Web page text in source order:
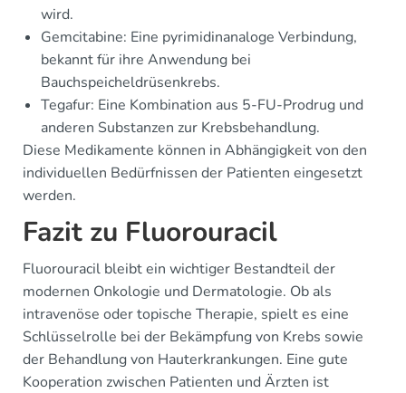
wird.
Gemcitabine: Eine pyrimidinanaloge Verbindung,
bekannt für ihre Anwendung bei
Bauchspeicheldrüsenkrebs.
Tegafur: Eine Kombination aus 5-FU-Prodrug und
anderen Substanzen zur Krebsbehandlung.
Diese Medikamente können in Abhängigkeit von den
individuellen Bedürfnissen der Patienten eingesetzt
werden.
Fazit zu Fluorouracil
Fluorouracil bleibt ein wichtiger Bestandteil der
modernen Onkologie und Dermatologie. Ob als
intravenöse oder topische Therapie, spielt es eine
Schlüsselrolle bei der Bekämpfung von Krebs sowie
der Behandlung von Hauterkrankungen. Eine gute
Kooperation zwischen Patienten und Ärzten ist